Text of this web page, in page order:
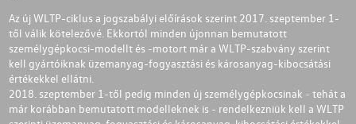
Az új WLTP-ciklus a jogszabályi előírások szerint 2017. szeptember 1-
től válik kötelezővé. Ekkortól minden újonnan bemutatott
személygépkocsi-modellt és -motort már a WLTP-szabvány szerint
kell gyártóiknak üzemanyag-fogyasztási és károsanyag-kibocsátási
értékekkel ellátni.
2018. szeptember 1-től pedig minden új személygépkocsinak - tehát a
már korábban bemutatott modelleknek is - rendelkezniük kell a WLTP